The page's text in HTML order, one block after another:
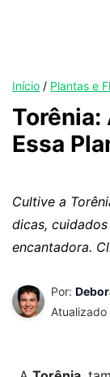
Início / Plantas e
Torênia:
Essa
Cultive a
dicas,
encantadora.
Por: